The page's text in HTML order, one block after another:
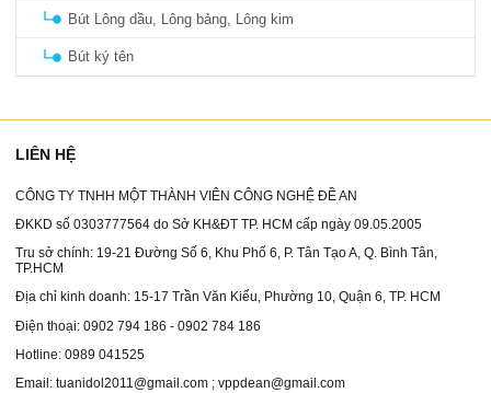
Bút Lông dầu, Lông bảng, Lông kim
Bút ký tên
LIÊN HỆ
CÔNG TY TNHH MỘT THÀNH VIÊN CÔNG NGHỆ ĐỀ AN
ĐKKD số 0303777564 do Sở KH&ĐT TP. HCM cấp ngày 09.05.2005
Tru sở chính: 19-21 Đường Số 6, Khu Phố 6, P. Tân Tạo A, Q. Bình Tân,
TP.HCM
Địa chỉ kinh doanh: 15-17 Trần Văn Kiểu, Phường 10, Quận 6, TP. HCM
Điện thoại: 0902 794 186 - 0902 784 186
Hotline: 0989 041525
Email: tuanidol2011@gmail.com ; vppdean@gmail.com